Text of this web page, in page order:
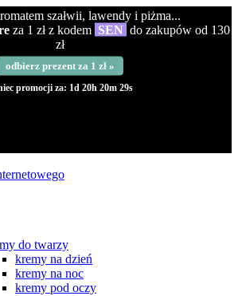
szałwii, lawendy i piżma...
za 1 zł z kodem SEN do zakupów od 130
zł
odbierz prezent za 1 zł »
promocji za: 1d 20h 20m 28s
do twarzy
kremy na dzień
kremy na noc
kremy pod oczy